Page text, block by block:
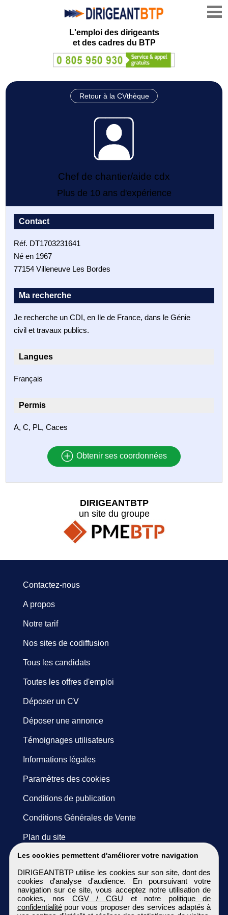
L'emploi des dirigeants
et des cadres du BTP
Retour à la CVthèque
Chef de chantier/aide cdx
Plus de 10 ans d'expérience
Contact
Réf. DT1703231641
Né en 1967
77154 Villeneuve Les Bordes
Ma recherche
Je recherche un CDI, en Ile de France, dans le Génie
civil et travaux publics.
Langues
Français
Permis
A, C, PL, Caces
Obtenir ses coordonnées
Les cookies permettent d'améliorer votre navigation
DIRIGEANTBTP utilise les cookies sur son site, dont des
cookies d'analyse d'audience. En poursuivant votre
navigation sur ce site, vous acceptez notre utilisation de
cookies, nos CGV / CGU et notre politique de
confidentialitépour vous proposer des services adaptés à
DIRIGEANTBTP
un site du groupe
Contactez-nous
A propos
Notre tarif
Nos sites de codiffusion
Tous les candidats
Toutes les offres d'emploi
Déposer un CV
Déposer une annonce
Témoignages utilisateurs
Informations légales
Paramètres des cookies
Conditions de publication
Conditions Générales de Vente
Plan du site